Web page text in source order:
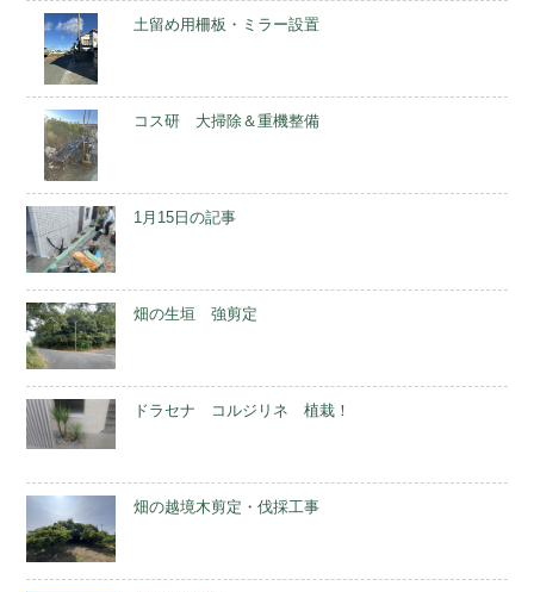
土留め用柵板・ミラー設置
コス研 大掃除＆重機整備
1月15日の記事
畑の生垣 強剪定
ドラセナ コルジリネ 植栽！
畑の越境木剪定・伐採工事